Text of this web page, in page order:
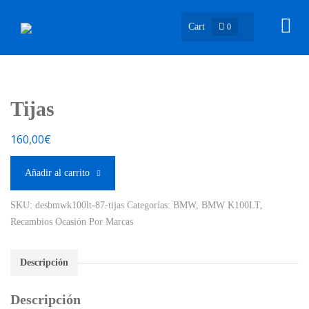
Cart 0
Tijas
160,00€
Añadir al carrito
SKU: desbmwk100lt-87-tijas Categorías: BMW, BMW K100LT,
Recambios Ocasión Por Marcas
Descripción
Descripción